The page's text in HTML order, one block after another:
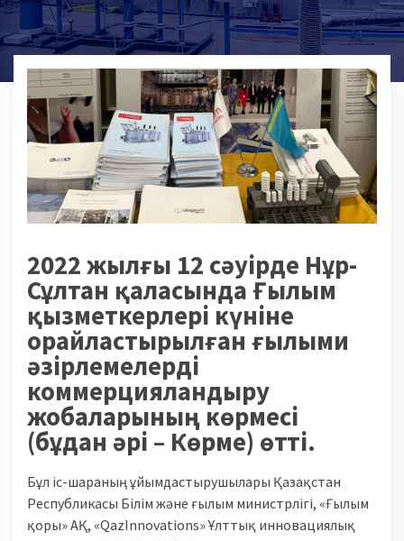
2022 жылғы 12 сәуірде Нұр-
Сұлтан қаласында Ғылым
қызметкерлері күніне
орайластырылған ғылыми
әзірлемелерді
коммерцияландыру
жобаларының көрмесі
(бұдан әрі – Көрме) өтті.
Бұл іс-шараның ұйымдастырушылары Қазақстан
Республикасы Білім және ғылым министрлігі, «Ғылым
қоры» АҚ, «QazInnovations» Ұлттық инновациялық